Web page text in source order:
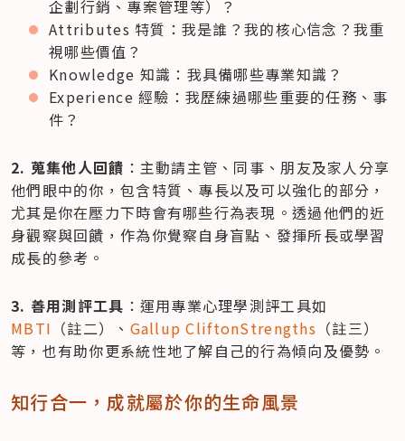
企劃行銷、專案管理等）？
Attributes 特質：我是誰？我的核心信念？我重
視哪些價值？
Knowledge 知識：我具備哪些專業知識？
Experience 經驗：我歷練過哪些重要的任務、事
件？
2. 蒐集他人回饋 ：主動請主管、同事、朋友及家人分享
他們眼中的你，包含特質、專長以及可以強化的部分，
尤其是你在壓力下時會有哪些行為表現。透過他們的近
身觀察與回饋，作為你覺察自身盲點、發揮所長或學習
成長的參考。
3. 善用測評工具
MBTI （註二）、 Gallup CliftonStrengths （註三）
等，也有助你更系統性地了解自己的行為傾向及優勢。
知行合一，成就屬於你的生命風景